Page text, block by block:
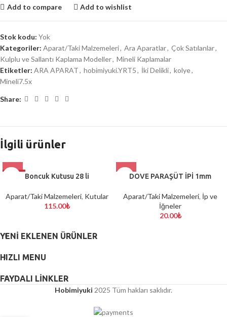
Add to compare Add to wishlist
Stok kodu: Yok
Kategoriler: Aparat/Taki Malzemeleri, Ara Aparatlar, Çok Satılanlar,
Kulplu ve Sallantı Kaplama Modeller, Mineli Kaplamalar
Etiketler: ARA APARAT, hobimiyuki.YRT5, İki Delikli, kolye,
Mineli7.5x
Share:
İlgili ürünler
Boncuk Kutusu 28 li
Aparat/Taki Malzemeleri, Kutular
115.00₺
DOVE PARAŞÜT İPİ 1mm
Aparat/Taki Malzemeleri, İp ve
İğneler
20.00₺
YENI EKLENEN ÜRÜNLER
HIZLI MENU
FAYDALI LİNKLER
Hobimiyuki 2025 Tüm hakları saklıdır.